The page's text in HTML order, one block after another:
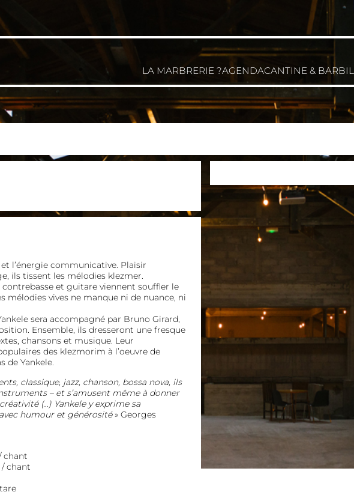
LA MARBRERIE ?AGENDACANTINE & BAR
l’énergie communicative. Plaisir
ils tissent les mélodies klezmer.
et guitare viennent souffler le
mélodies vives ne manque ni de nuance, ni
sera accompagné par Bruno Girard,
Ensemble, ils dresseront une fresque
chansons et musique. Leur
des klezmorim à l’oeuvre de
de Yankele.
classique, jazz, chanson, bossa nova, ils
– et s’amusent même à donner
(…) Yankele y exprime sa
humour et générosité» Georges
chant
chant